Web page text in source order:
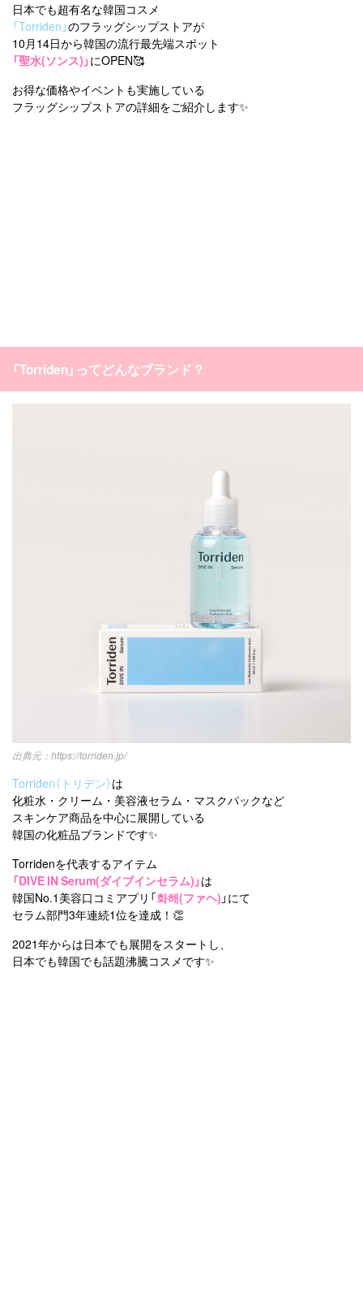
日本でも超有名な韓国コスメ
「Torriden」のフラッグシップストアが
10月14日から韓国の流行最先端スポット
「聖水(ソンス)」 にOPEN🥰
お得な価格やイベントも実施している
フラッグシップストアの詳細をご紹介します✨
「Torriden」ってどんなブランド？
https://torriden.jp/
Torriden（トリデン） は
化粧水・クリーム・美容液セラム・マスクパックなど
スキンケア商品を中心に展開している
韓国の化粧品ブランドです✨
Torridenを代表するアイテム
「DIVE IN Serum(ダイブインセラム)」 は
韓国No.1美容口コミアプリ「화해(ファヘ) 」にて
セラム部門3年連続1位を達成！👏
2021年からは日本でも展開をスタートし、
日本でも韓国でも話題沸騰コスメです✨